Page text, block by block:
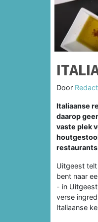
Door
Italiaanse
daarop
vaste plek
restaurants
Uitgeest
bent naar
- in
verse
Italiaanse